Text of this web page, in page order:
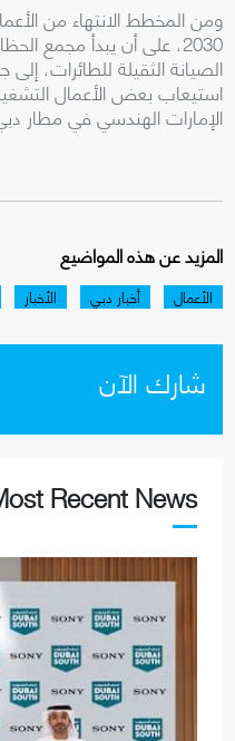
ومن المخطط الانتهاء من
2030، على أن يبدأ مجمع
الصيانة الثقيلة للطائرات،
استيعاب بعض الأعمال
الإمارات الهندسي في مطار
المزيد عن هذه المواضيع
الأعمال أخبار دبي الأخبار
شارك الآن
Recent News